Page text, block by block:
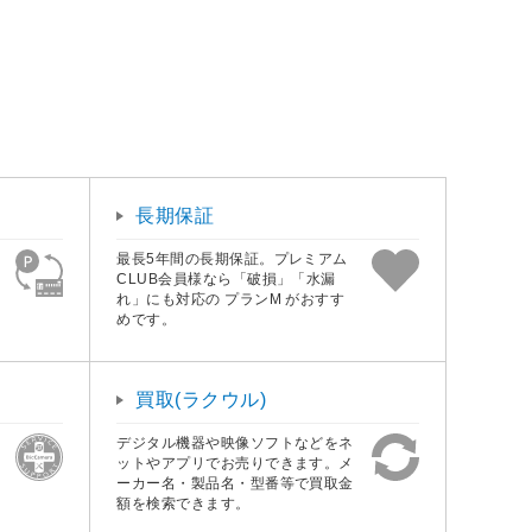
長期保証
最長5年間の長期保証。プレミアム
CLUB会員様なら「破損」「水漏
れ」にも対応の プランM がおすす
めです。
買取(ラクウル)
デジタル機器や映像ソフトなどをネ
ットやアプリでお売りできます。メ
ーカー名・製品名・型番等で買取金
額を検索できます。